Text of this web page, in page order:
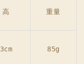
高 重量
3cm 85g